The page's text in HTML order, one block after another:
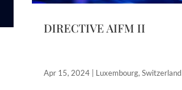
DIRECTIVE AIFM II
Apr 15, 2024| Luxembourg, Switzerland